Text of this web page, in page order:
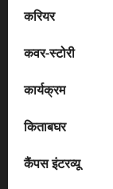
करियर
कवर-स्टोरी
कार्यक्रम
किताबघर
कैंपस इंटरव्यू